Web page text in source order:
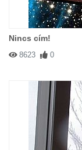
Nincs cím!
8623 0